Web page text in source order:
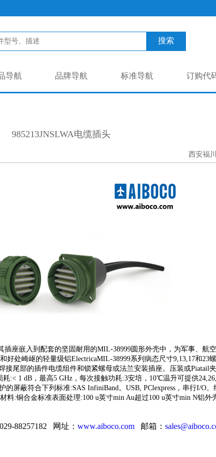
搜索
订购代
标准导航
品牌导航
导航
985213JNSLWA电缆插头
西安福
座嵌入到配套的坚固耐用的MIL-38999圆形外壳中，为军事、
处崎岖的轻量级铝ElectricaMIL-38999系列病态尺寸9,13,17和23
接尾部的插件电缆组件和锁紧螺母或法兰安装插座。压装或Piatail
:< 1 dB，最高5 GHz，每次接触功耗:3安培，10℃温升可提供
屏蔽符合下列标准:SAS InfiniBand。USB, PClexpress，串行I/O
料:铜合金标准表面处理:100 u英寸min Au超过100 u英寸min N铝
88257182 网址： www.aiboco.com 邮箱：